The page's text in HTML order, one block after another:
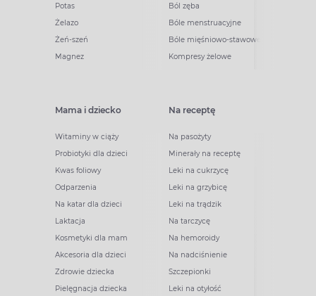
Potas
Żelazo
Żeń-szeń
Magnez
Ból zęba
Bóle menstruacyjne
Bóle mięśniowo-stawowe
Kompresy żelowe
Mama i dziecko
Witaminy w ciąży
Probiotyki dla dzieci
Kwas foliowy
Odparzenia
Na katar dla dzieci
Laktacja
Kosmetyki dla mam
Akcesoria dla dzieci
Zdrowie dziecka
Pielęgnacja dziecka
Na receptę
Na pasożyty
Minerały na receptę
Leki na cukrzycę
Leki na grzybicę
Leki na trądzik
Na tarczycę
Na hemoroidy
Na nadciśnienie
Szczepionki
Leki na otyłość